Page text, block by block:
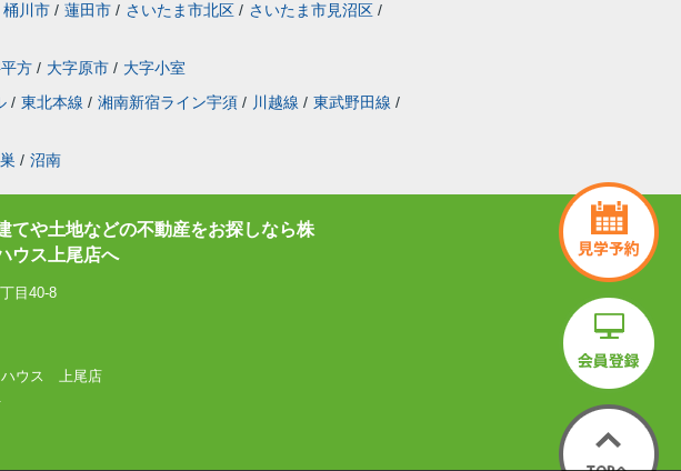
桶川市 / 蓮田市 / さいたま市北区 / さいたま市見沼区 /
方 / 大字原市 / 大字小室
/ 東北本線 / 湘南新宿ライン宇須 / 川越線 / 東武野田線 /
/ 沼南
てや土地などの不動産をお探しなら株
ウス上尾店へ
目40-8
ハウス 上尾店